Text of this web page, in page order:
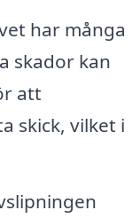
har många
skador kan
att
skick, vilket i